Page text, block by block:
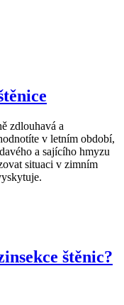
zdlouhavá a
v letním období,
a sajícího hmyzu
situaci v zimním
štěnic?